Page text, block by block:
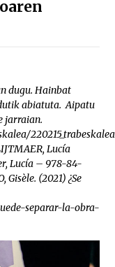
dugu. Hainbat
abiatuta. Aipatu
jarraian.
Lucía
Lucía – 978-84-
(2021) ¿Se
separar-la-obra-